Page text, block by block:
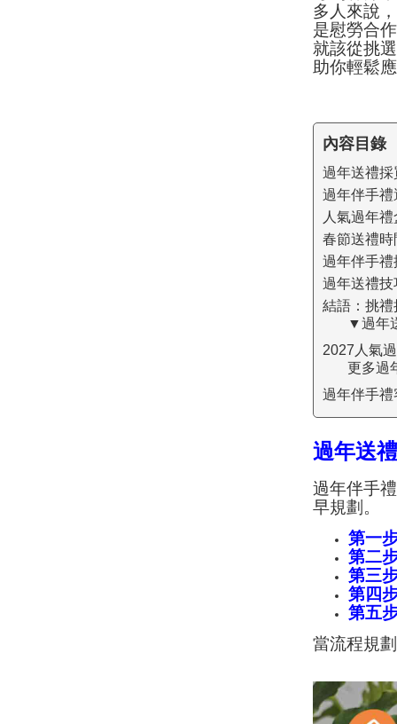
多人來說
是慰勞合
就該從挑
助你輕鬆
內容目錄
過年送禮
過年伴手
人氣過年
春節送禮
過年伴手
過年送禮
結語：挑
▼過年
2027人氣
更多過
過年伴手
過年送
過年伴手
早規劃。
第一
第二
第三
第四
第五
當流程規